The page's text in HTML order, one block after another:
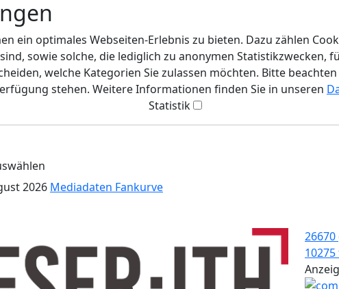
ein optimales Webseiten-Erlebnis zu bieten. Dazu zählen
sowie solche, die lediglich zu anonymen
welche Kategorien Sie zulassen möchten. Bitte
stehen. Weitere Informationen finden Sie in unseren
Statistik
2026 Mediadaten Fankurve